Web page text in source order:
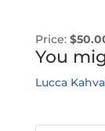
Price:
You
Lucca